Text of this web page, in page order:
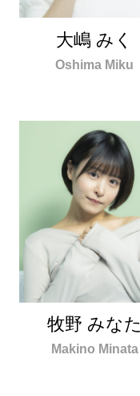
大嶋 みく
Oshima Miku
牧野 みなた
Makino Minata